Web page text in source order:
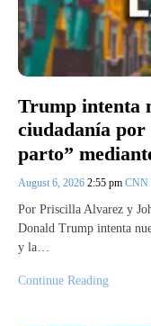
Trump intenta
ciudadanía
parto”
August 6, 2026 2:55 pm CNN
Por Priscilla Alvarez y
Donald Trump intenta
y la…
Continue Reading